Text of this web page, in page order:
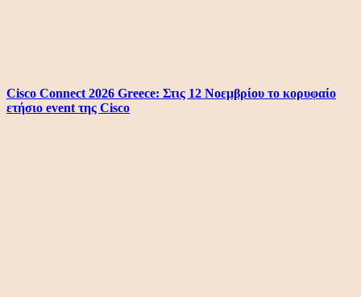
Cisco Connect 2026 Greece: Στις 12 Νοεμβρίου το κορυφαίο
ετήσιο event της Cisco